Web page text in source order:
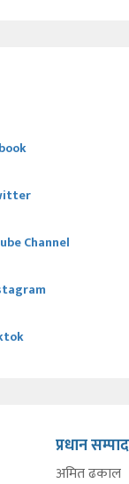
Channel
प्रधान
अमित ढकाल